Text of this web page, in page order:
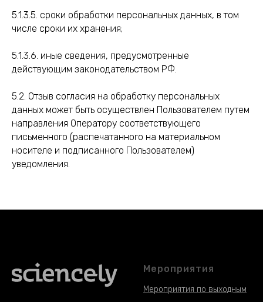
5.1.3.5. сроки обработки персональных данных, в том
числе сроки их хранения;
5.1.3.6. иные сведения, предусмотренные
действующим законодательством РФ.
5.2. Отзыв согласия на обработку персональных
данных может быть осуществлен Пользователем путем
направления Оператору соответствующего
письменного (распечатанного на материальном
носителе и подписанного Пользователем)
уведомления.
Мероприятия
Мероприятия по выходным